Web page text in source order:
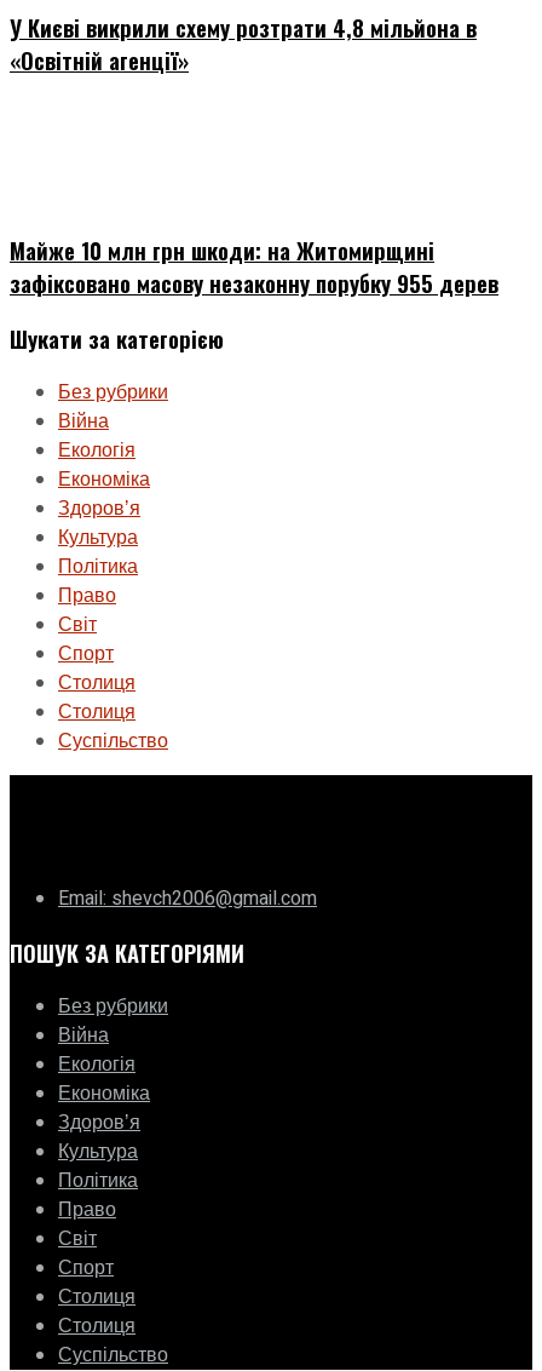
У Києві викрили схему розтрати 4,8 мільйона в
«Освітній агенції»
Майже 10 млн грн шкоди: на Житомирщині
зафіксовано масову незаконну порубку 955 дерев
Шукати за категорією
Без рубрики
Війна
Екологія
Економіка
Здоровʼя
Культура
Політика
Право
Світ
Спорт
Столиця
Столиця
Суспільство
Email: shevch2006@gmail.com
ПОШУК ЗА КАТЕГОРІЯМИ
Без рубрики
Війна
Екологія
Економіка
Здоровʼя
Культура
Політика
Право
Світ
Спорт
Столиця
Столиця
Суспільство